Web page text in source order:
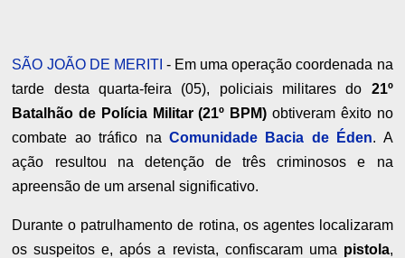
SÃO JOÃO DE MERITI - Em uma operação coordenada na
tarde desta quarta-feira (05), policiais militares do 21º
Batalhão de Polícia Militar (21º BPM) obtiveram êxito no
combate ao tráfico na Comunidade Bacia de Éden. A
ação resultou na detenção de três criminosos e na
apreensão de um arsenal significativo.
Durante o patrulhamento de rotina, os agentes localizaram
os suspeitos e, após a revista, confiscaram uma pistola,